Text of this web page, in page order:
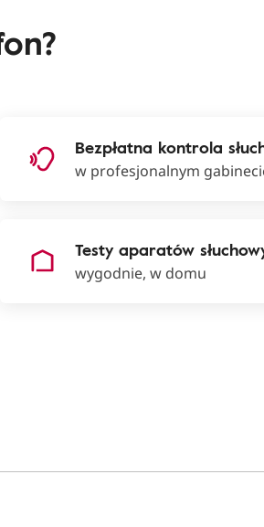
Bezpłatna kontrola
w profesjonalnym
Testy aparatów
wygodnie, w domu